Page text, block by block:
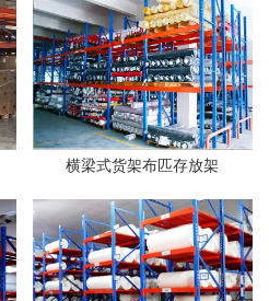
横梁式货架布匹存放架